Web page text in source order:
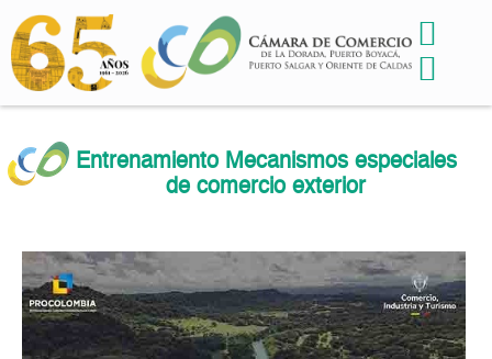
Entrenamiento Mecanismos especiales
de comercio exterior